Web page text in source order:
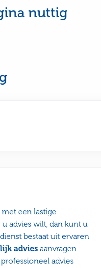
nuttig
met een lastige
advies wilt, dan kunt u
bestaat uit ervaren
advies aanvragen
advies